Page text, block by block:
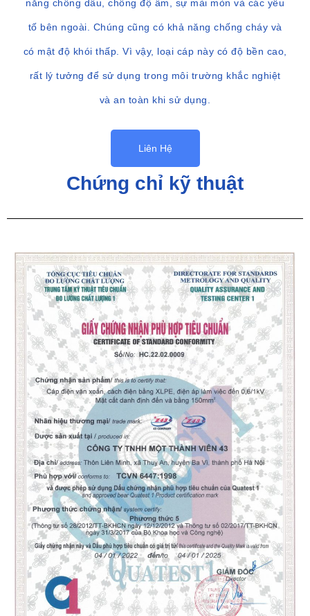
năng chống dầu, chống độ ẩm, sự mài mòn và các yếu
tố bên ngoài. Chúng cũng có khả năng chống cháy và
có mật độ khói thấp. Vì vậy, loại cáp này có độ bền cao,
rất lý tưởng để sử dụng trong môi trường khắc nghiệt
và an toàn khi sử dụng.
Liên Hệ
Chứng chỉ kỹ thuật